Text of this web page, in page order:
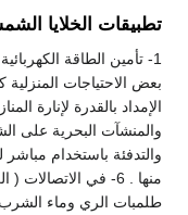
تطبيقات الخلايا
والتدفئة باستخدام مباشر